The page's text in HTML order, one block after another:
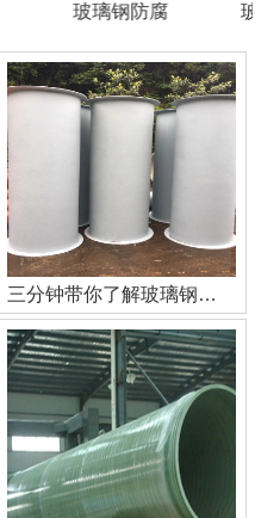
玻璃钢防腐
三分钟带你了解玻璃钢管道